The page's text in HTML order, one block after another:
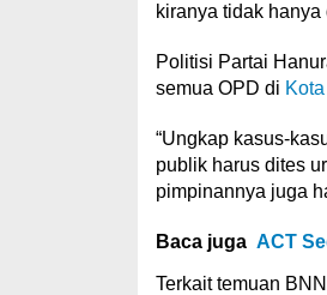
kiranya tidak
Politisi Partai
semua OPD di
“Ungkap kasus-
publik harus dites
pimpinannya juga
Baca juga ACT
Terkait temuan